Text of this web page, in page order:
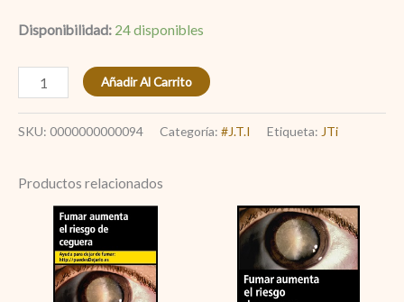
Disponibilidad: 24 disponibles
Añadir Al Carrito
SKU: 0000000000094 Categoría: #J.T.I Etiqueta: JTi
Productos relacionados
Winston
Red
100
s
Coronas
Classic
cantidad